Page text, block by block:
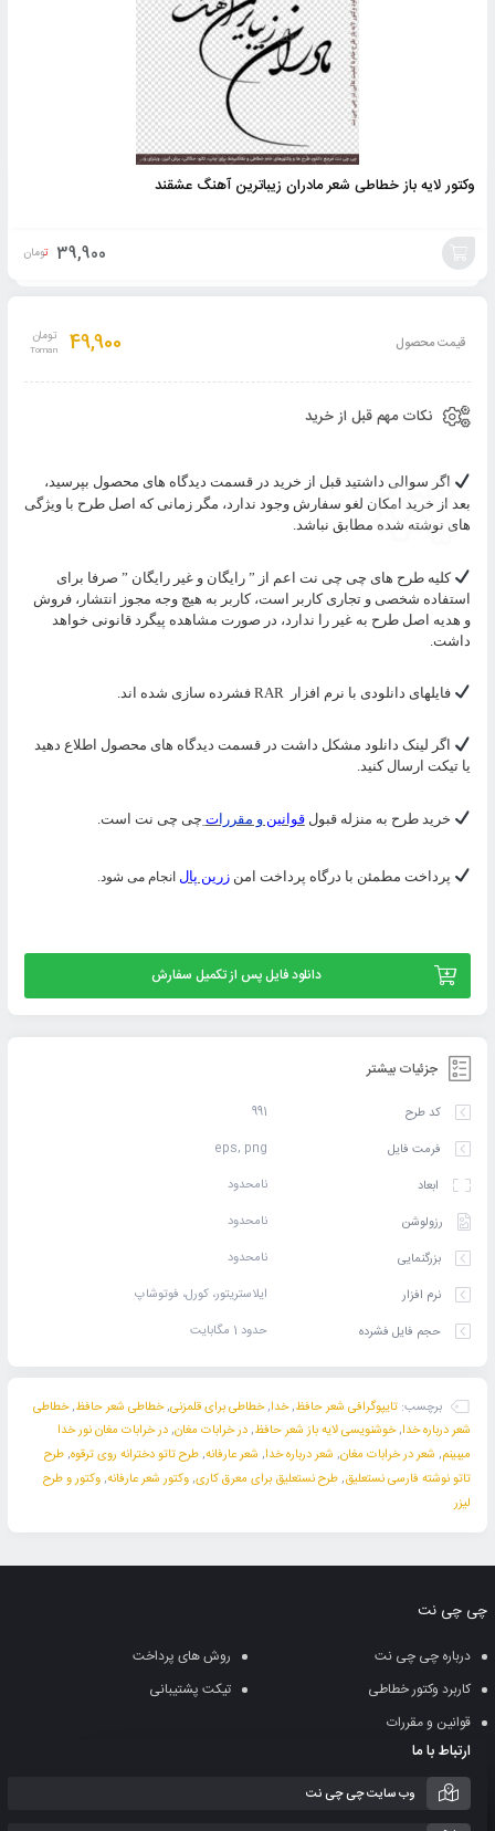
وکتور لایه باز خطاطی شعر مادران زیباترین آهنگ عشقند
39,900 تومان
به
قیمت محصول 49,900 تومان
نکات مهم قبل از خرید
اگر سوالی داشتید قبل از خرید در قسمت دیدگاه های محصول بپرسید،
بعد از خرید امکان لغو سفارش وجود ندارد، مگر زمانی که اصل طرح با ویژگی
های نوشته شده مطابق نباشد.
کلیه طرح های چی چی نت اعم از ” رایگان و غیر رایگان ” صرفا برای
استفاده شخصی و تجاری کاربر است، کاربر به هیچ وجه مجوز انتشار، فروش
و هدیه اصل طرح به غیر را ندارد، در صورت مشاهده پیگرد قانونی خواهد
داشت.
فایلهای دانلودی با نرم افزار RARفشرده سازی شده اند.
اگر لینک دانلود مشکل داشت در قسمت دیدگاه های محصول اطلاع دهید
یا تیکت ارسال کنید.
خرید طرح به منزله قبول قوانینو مقررات چی چی نت است.
پرداخت مطمئن با درگاه پرداخت امن زرین پال انجام می شود.
دانلود فایل پس از تکمیل سفارش
جزئیات بیشتر
کد طرح
991
فرمت فایل
eps, png
ابعاد
نامحدود
رزولوشن
نامحدود
بزرگنمایی
نامحدود
نرم افزار
ایلاستریتور، کورل، فوتوشاپ
حجم فایل فشرده
حدود 1 مگابایت
برچسب: تایپوگرافی شعر حافظ,خدا,خطاطی برای قلمزنی,خطاطی شعر حافظ,خطاطی
شعر درباره خدا,خوشنویسی لایه باز شعر حافظ,در خرابات مغان,در خرابات مغان نور خدا
میبینم, شعر در خرابات مغان, شعر درباره خدا, شعر عارفانه,طرح تاتو دخترانه روی ترقوه,طرح
تاتو نوشته فارسی نستعلیق,طرح نستعلیق برای معرق کاری,وکتور شعر عارفانه,وکتور و طرح
لیزر
چی چی نت
درباره چی چی نت
روش های پرداخت
کاربرد وکتور خطاطی
تیکت پشتیبانی
قوانین و مقررات
ارتباط با ما
وب سایت چی چی نت